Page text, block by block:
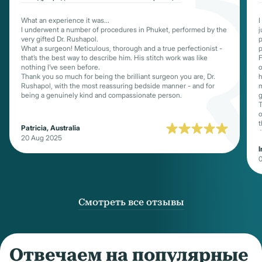
What an experience it was...
I underwent a number of procedures in Phuket, performed by the
very gifted Dr. Rushapol.
What a surgeon! Meticulous, thorough and a true perfectionist -
that’s the best way to describe him. His stitch work was like
nothing I’ve seen before.
Thank you so much for being the brilliant surgeon you are, Dr.
Rushapol, with the most reassuring bedside manner - and for
being a genuinely kind and compassionate person.
Patricia, Australia
20 Aug 2025
Смотреть все отзывы
Отвечаем на популярные